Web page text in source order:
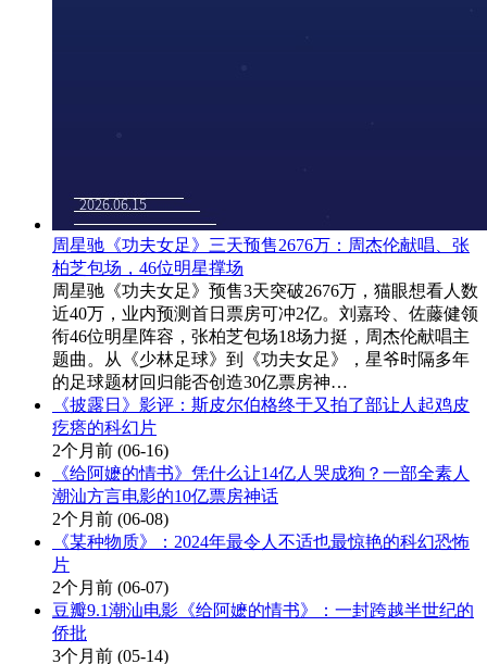
周星驰《功夫女足》三天预售2676万：周杰伦献唱、张
柏芝包场，46位明星撑场
周星驰《功夫女足》预售3天突破2676万，猫眼想看人数
近40万，业内预测首日票房可冲2亿。刘嘉玲、佐藤健领
衔46位明星阵容，张柏芝包场18场力挺，周杰伦献唱主
题曲。从《少林足球》到《功夫女足》，星爷时隔多年
的足球题材回归能否创造30亿票房神…
《披露日》影评：斯皮尔伯格终于又拍了部让人起鸡皮
疙瘩的科幻片
2个月前 (06-16)
《给阿嬷的情书》凭什么让14亿人哭成狗？一部全素人
潮汕方言电影的10亿票房神话
2个月前 (06-08)
《某种物质》：2024年最令人不适也最惊艳的科幻恐怖
片
2个月前 (06-07)
豆瓣9.1潮汕电影《给阿嬷的情书》：一封跨越半世纪的
侨批
3个月前 (05-14)